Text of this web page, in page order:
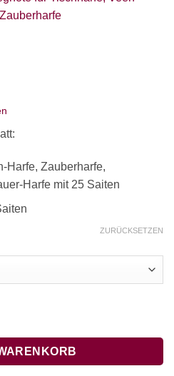
Harfe, Zauberharfe,
Harfe mit 25 Saiten
ZURÜCKSETZEN